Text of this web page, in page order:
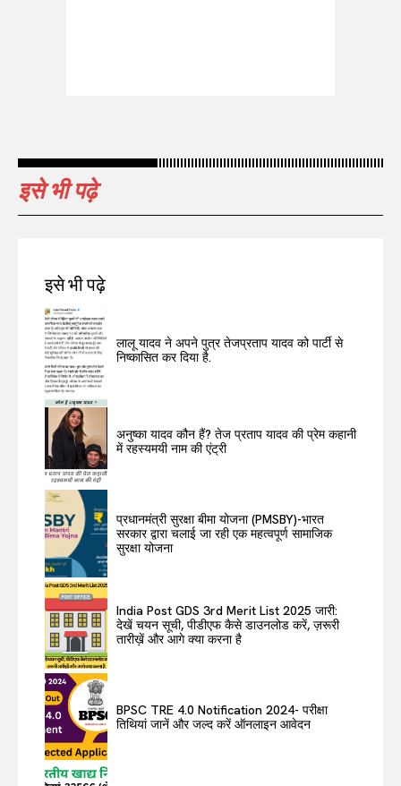
इसे भी पढ़े
इसे भी पढ़े
लालू यादव ने अपने पुत्र तेजप्रताप यादव को पार्टी से
निष्कासित कर दिया है.
अनुष्का यादव कौन हैं? तेज प्रताप यादव की प्रेम कहानी
में रहस्यमयी नाम की एंट्री
प्रधानमंत्री सुरक्षा बीमा योजना (PMSBY)-भारत
सरकार द्वारा चलाई जा रही एक महत्वपूर्ण सामाजिक
सुरक्षा योजना
India Post GDS 3rd Merit List 2025 जारी:
देखें चयन सूची, पीडीएफ कैसे डाउनलोड करें, ज़रूरी
तारीख़ें और आगे क्या करना है
BPSC TRE 4.0 Notification 2024- परीक्षा
तिथियां जानें और जल्द करें ऑनलाइन आवेदन